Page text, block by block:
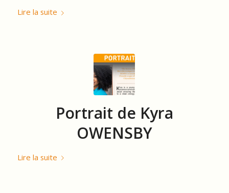
Lire la suite
Portrait de Kyra
OWENSBY
Lire la suite